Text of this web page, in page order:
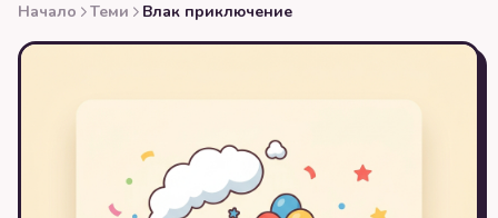
Начало Теми Влак приключение